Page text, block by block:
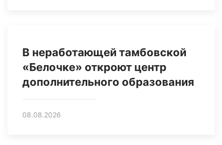
В неработающей тамбовской
«Белочке» откроют центр
дополнительного образования
08.08.2026